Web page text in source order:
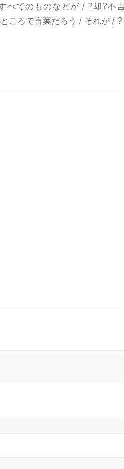
てのものなどが / ?却?不
ろで言葉だろう / それが /